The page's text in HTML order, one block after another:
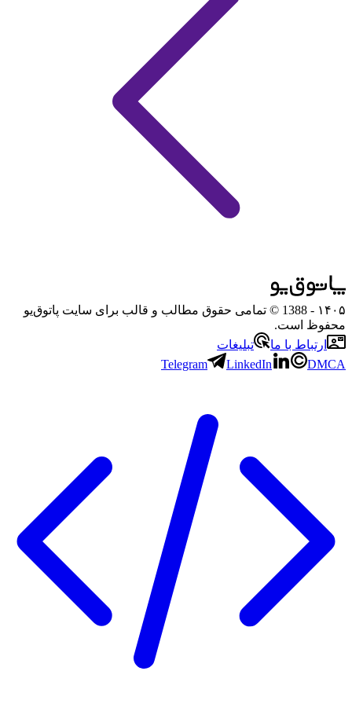
۱۴۰۵
- 1388 © تمامی حقوق مطالب و قالب برای سایت پاتوق‌یو
محفوظ است.
ارتباط با ما
تبلیغات
Telegram
LinkedIn DMCA